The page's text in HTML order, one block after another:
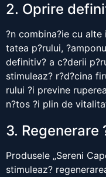
2. Oprire
?n combina?ie cu
tatea p?rului,
definitiv? a c?derii
stimuleaz? r?d?cina
rului ?i previne
n?tos ?i plin de
3. Regenerare
Produsele „Sereni
stimuleaz?